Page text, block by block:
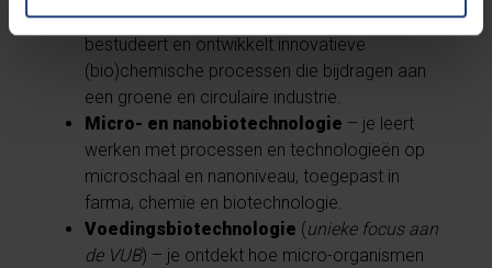
Duurzame chemische biotechnologie– je
bestudeert en ontwikkelt innovatieve
(bio)chemische processen die bijdragen aan
een groene en circulaire industrie.
Micro- en nanobiotechnologie – je leert
werken met processen en technologieën op
microschaal en nanoniveau, toegepast in
farma, chemie en biotechnologie.
Voedingsbiotechnologie (unieke focus aan
de VUB) – je ontdekt hoe micro-organismen